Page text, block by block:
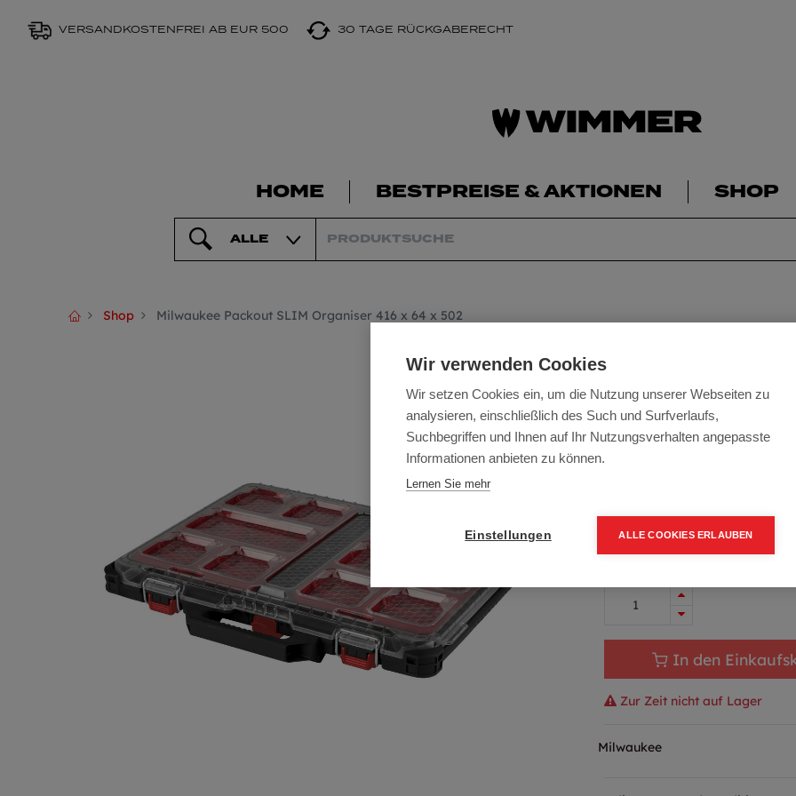
VERSANDKOSTENFREI AB EUR 500 30 TAGE RÜCKGABERECHT
HOME BESTPREISE & AKTIONEN SHOP
ALLE
Shop Milwaukee Packout SLIM Organiser 416 x 64 x 502
Milwaukee
Artikelnummer:4932471064
Milwaukee Packout SLIM
59,52 € inkl. Mwst
In den
Zur Zeit nicht auf Lager
Milwaukee
Wir verwenden Cookies
Wir setzen Cookies ein, um die Nutzung unserer Webseiten zu
analysieren, einschließlich des Such und Surfverlaufs,
Suchbegriffen und Ihnen auf Ihr Nutzungsverhalten angepasste
Informationen anbieten zu können.
Lernen Sie mehr
Einstellungen ALLE COOKIES ERLAUBEN